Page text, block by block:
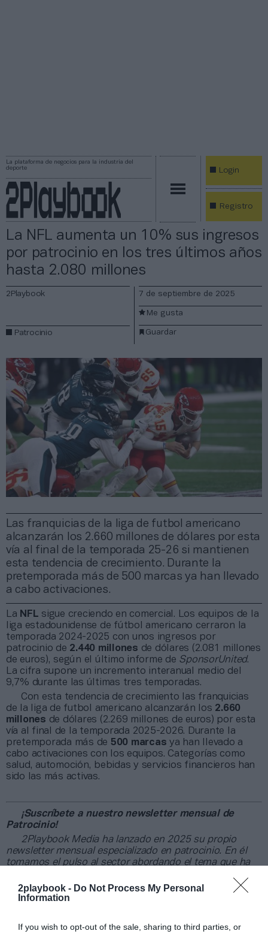
2playbook - Do Not Process My Personal
Information
If you wish to opt-out of the sale, sharing to third parties, or
La plataforma de negocios para la industria del
deporte
Login
Registro
La NFL aumenta un 10% sus ingresos
por patrocinio en los tres últimos años
hasta 2.080 millones
Las franquicias de la liga de futbol americano
alcanzarán los 2.660 millones de dólares por esta
vía al final de la temporada 25-26 si mantienen
esta tendencia de crecimiento. Durante la
pretemporada más de 500 marcas ya han llevado
a cabo activaciones.
2Playbook
Patrocinio
7 de septiembre de 2025
Guardar
Me gusta
La NFL sigue creciendo en comercial. Los equipos de la
liga estadounidense de fútbol americano cerraron la
temporada 2024-2025 con unos ingresos por
patrocinio de 2.440 millones de dólares (2.081 millones
de euros), según el último informe de SponsorUnited.
La cifra supone un incremento interanual medio del
9,7% durante las últimas tres temporadas.
Con esta tendencia de crecimiento las franquicias
de la liga de futbol americano alcanzarán los 2.660
millones de dólares (2.269 millones de euros) por esta
vía al final de la temporada 2025-2026. Durante la
pretemporada más de 500 marcas ya han llevado a
cabo activaciones con los equipos. Categorías como
salud, automoción, bebidas y servicios financieros han
sido las más activas.
¡Suscríbete a nuestro newsletter mensual de
Patrocinio!
2Playbook Media ha lanzado en 2025 su propio
newsletter mensual especializado en patrocinio. En él
tomamos el pulso al sector abordando el tema que ha
recap de los principales contratos de patrocinio
cerrados en España, Europa y Norteamérica en los